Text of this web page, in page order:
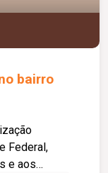
bairro
Federal,
e aos